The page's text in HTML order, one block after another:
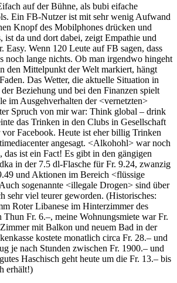
auf der Bühne, als bubi eifache
Ein FB-Nutzer ist mit sehr wenig Aufwand
Knopf des Mobilphones drücken und
ist da und dort dabei, zeigt Empathie und
Easy. Wenn 120 Leute auf FB sagen, dass
noch lange nichts. Ob man irgendwo hingeht
den Mittelpunkt der Welt markiert, hängt
Das Wetter, die aktuelle Situation in
Beziehung und bei den Finanzen spielt
im Ausgehverhalten der <vernetzten>
Spruch von mir war: Think global – drink
das Trinken in den Clubs in Gesellschaft
vor Facebook. Heute ist eher billig Trinken
angesagt. <Alkohohl> war noch
ist ein Fact! Es gibt in den gängigen
in der 7.5 dl-Flasche für Fr. 9.24, zwanzig
und Aktionen im Bereich <flüssige
sogenannte <illegale Drogen> sind über
sehr viel teurer geworden. (Historisches:
Roter Libanese im Hinterzimmer des
Thun Fr. 6.–, meine Wohnungsmiete war Fr.
mit Balkon und neuem Bad in der
kostete monatlich circa Fr. 28.– und
je nach Stunden zwischen Fr. 1900.– und
Haschisch geht heute um die Fr. 13.– bis
erhält!)